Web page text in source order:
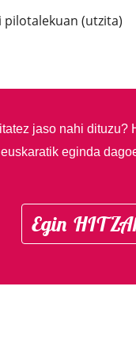
(utzita)
jaso nahi dituzu?
eginda
Egin